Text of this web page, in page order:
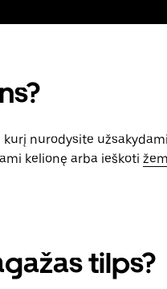
nurodysite
kelionę arba ieškoti
tilps?